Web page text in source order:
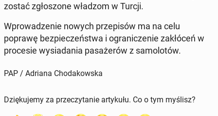
zostać zgło­szo­ne władzom w Turcji.
Wpro­wa­dze­nie nowych prze­pi­sów ma na celu
poprawę bez­pie­czeń­stwa i ogra­ni­cze­nie za­kłó­ceń w
pro­ce­sie wy­sia­da­nia pa­sa­że­rów z sa­mo­lo­tów.
PAP / Adriana Chodakowska
Dziękujemy za przeczytanie artykułu. Co o tym myślisz?